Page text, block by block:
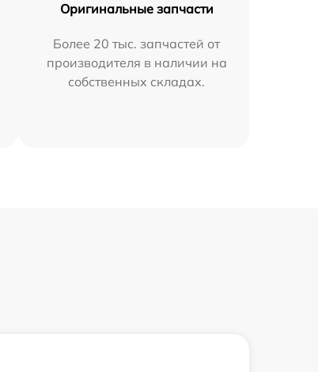
Оригинальные запчасти
Более 20 тыс. запчастей от
производителя в наличии на
собственных складах.